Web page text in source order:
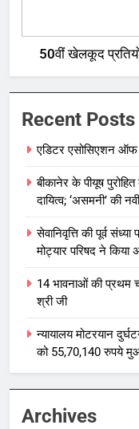
50वीं खेलकूद
Recent Posts
एडिटर एसोसिएशन ऑफ
बीकानेर के पीयूष
दायित्व; ‘असमनी’ की
सेवानिवृत्ति की पूर्व
मोट्यार परिषद ने किया
14 भावनाओं की प्रथम
श्री जी
न्यायालय मोटरयान
को 55,70,140 रुपये
Archives